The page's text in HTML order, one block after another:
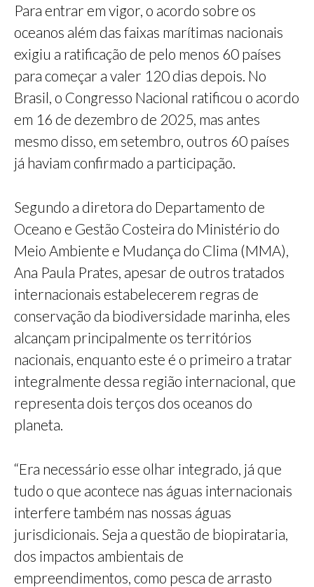
Para entrar em vigor, o acordo sobre os
oceanos além das faixas marítimas nacionais
exigiu a ratificação de pelo menos 60 países
para começar a valer 120 dias depois. No
Brasil, o Congresso Nacional ratificou o acordo
em 16 de dezembro de 2025, mas antes
mesmo disso, em setembro, outros 60 países
já haviam confirmado a participação.
Segundo a diretora do Departamento de
Oceano e Gestão Costeira do Ministério do
Meio Ambiente e Mudança do Clima (MMA),
Ana Paula Prates, apesar de outros tratados
internacionais estabelecerem regras de
conservação da biodiversidade marinha, eles
alcançam principalmente os territórios
nacionais, enquanto este é o primeiro a tratar
integralmente dessa região internacional, que
representa dois terços dos oceanos do
planeta.
“Era necessário esse olhar integrado, já que
tudo o que acontece nas águas internacionais
interfere também nas nossas águas
jurisdicionais. Seja a questão de biopirataria,
dos impactos ambientais de
empreendimentos, como pesca de arrasto